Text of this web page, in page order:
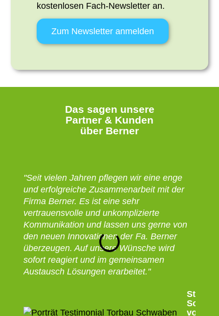
kostenlosen Fach-Newsletter an.
Zum Newsletter anmelden
Das sagen unsere
Partner & Kunden
über Berner
"Seit vielen Jahren pflegen wir eine enge
und erfolgreiche Zusammenarbeit mit der
Firma Berner. Es ist eine sehr
vertrauensvolle und unkomplizierte
Kommunikation und lassen uns gerne von
den neuen Innovationen der Fa. Berner
überzeugen. Auf unsere Wünsche wird
sofort reagiert und im gemeinsamen
Austausch Lösungen erarbeitet."
Stefan
von